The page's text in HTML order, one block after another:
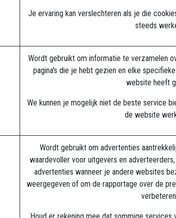
Je ervaring kan verslechteren als je die
steeds
Wordt gebruikt om informatie te verzamelen
pagina's die je hebt gezien en elke
website heeft
We kunnen je mogelijk niet de beste service
de website
Wordt gebruikt om advertenties
waardevoller voor uitgevers en
advertenties wanneer je andere websites
weergegeven of om de rapportage over de